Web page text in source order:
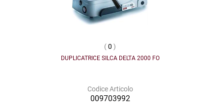
(0 )
DUPLICATRICE SILCA DELTA 2000 FO
Codice Articolo
009703992